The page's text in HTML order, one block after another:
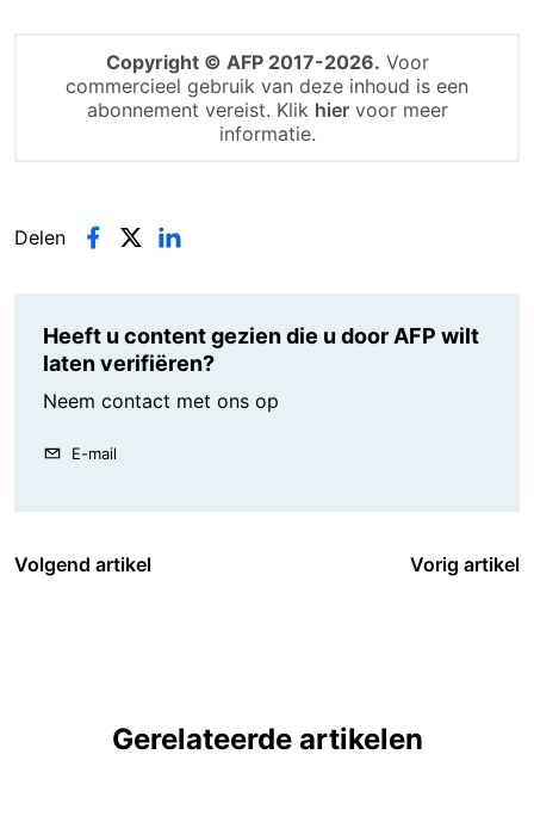
Copyright © AFP 2017-2026. Voor
commercieel gebruik van deze inhoud is een
abonnement vereist. Klik hiervoor meer
informatie.
Delen
Heeft u content gezien die u door AFP wilt
laten verifiëren?
Neem contact met ons op
E-mail
Volgend artikel Vorig artikel
Gerelateerde artikelen